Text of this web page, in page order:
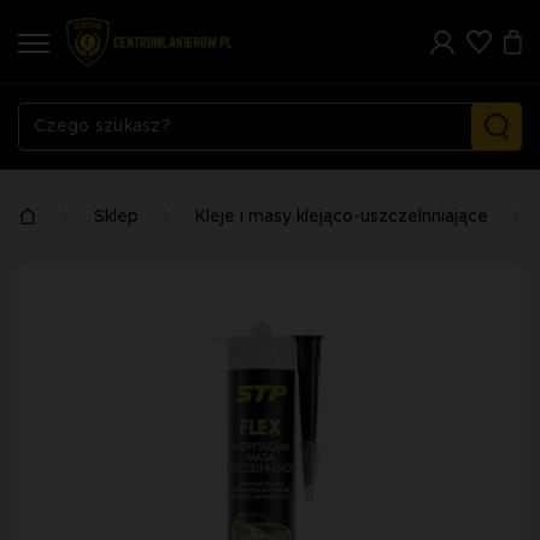
Sklep Kleje i masy klejąco-uszczelnniające